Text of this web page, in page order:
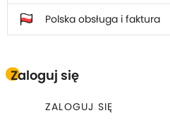
Zaloguj się
ZALOGUJ SIĘ
Polska obsługa i faktura
W cenie szkolenia otrzymasz